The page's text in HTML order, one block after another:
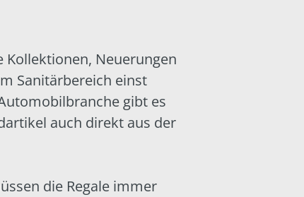
Neuerungen
Sanitärbereich einst
gibt es
auch direkt aus der
die Regale immer